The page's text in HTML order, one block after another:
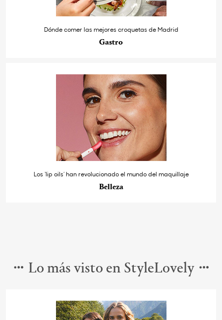
Dónde comer las mejores croquetas de Madrid
Gastro
Los ‘lip oils’ han revolucionado el mundo del maquillaje
Belleza
Lo más visto en StyleLovely